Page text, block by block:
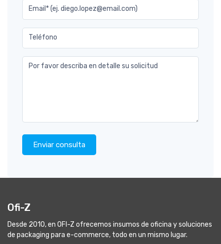
Email* (ej. diego.lopez@email.com)
Teléfono
Por favor describa en detalle su solicitud
Enviar consulta
Ofi-Z
Desde 2010, en OFI-Z ofrecemos insumos de oficina y soluciones
de packaging para e-commerce, todo en un mismo lugar.